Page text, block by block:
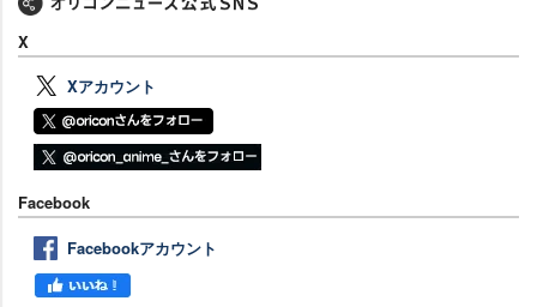
X
Xアカウント
Facebook
Facebookアカウント